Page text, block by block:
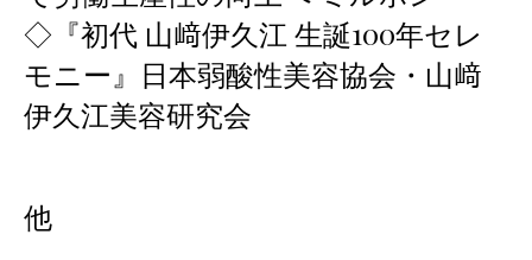
◇『初代 山﨑伊久江 生誕100年セレ
モニー』日本弱酸性美容協会・山﨑
伊久江美容研究会
他